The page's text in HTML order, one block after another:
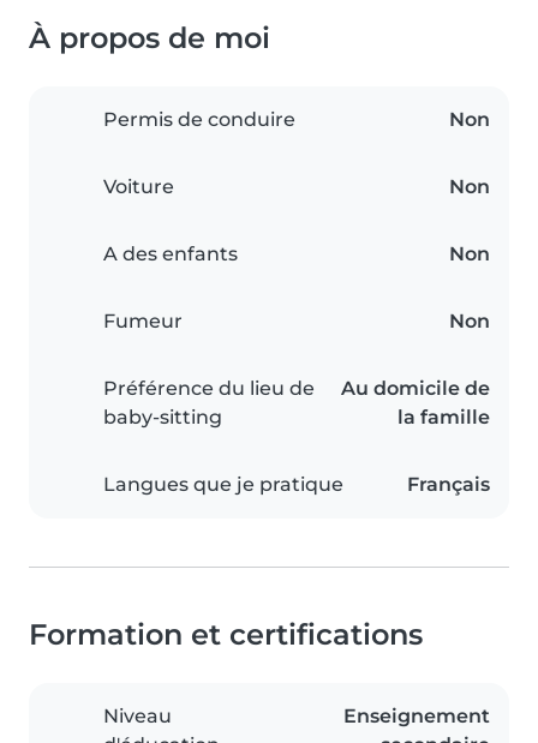
À propos de moi
Permis de conduire Non
Voiture Non
A des enfants Non
Fumeur Non
Préférence du lieu de
baby-sitting
Au domicile de
la famille
Langues que je pratique Français
Formation et certifications
Niveau
Enseignement